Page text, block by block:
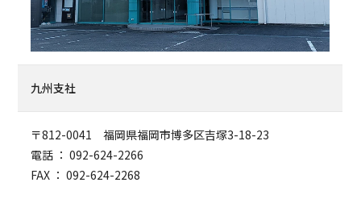
九州支社
〒812-0041 福岡県福岡市博多区吉塚3-18-23
電話 ： 092-624-2266
FAX ： 092-624-2268